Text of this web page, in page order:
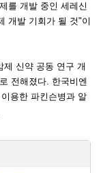
를 개발 중인 세레신
개발 기회가 될 것"이
제 신약 공동 연구 개
전해졌다. 한국비엔
용한 파킨슨병과 알